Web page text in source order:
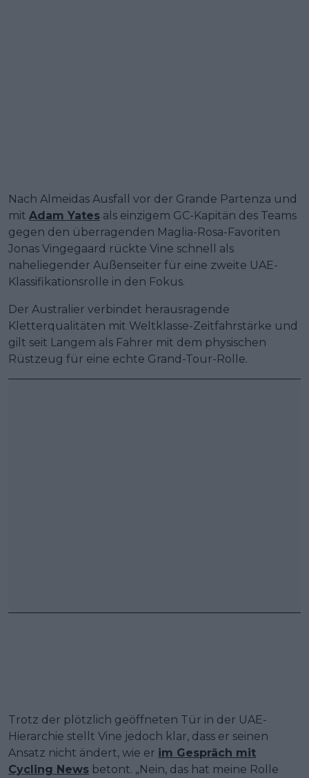
Nach Almeidas Ausfall vor der Grande Partenza und
mit Adam Yates als einzigem GC-Kapitän des Teams
gegen den überragenden Maglia-Rosa-Favoriten
Jonas Vingegaard rückte Vine schnell als
naheliegender Außenseiter für eine zweite UAE-
Klassifikationsrolle in den Fokus.
Der Australier verbindet herausragende
Kletterqualitäten mit Weltklasse-Zeitfahrstärke und
gilt seit Langem als Fahrer mit dem physischen
Rüstzeug für eine echte Grand-Tour-Rolle.
Trotz der plötzlich geöffneten Tür in der UAE-
Hierarchie stellt Vine jedoch klar, dass er seinen
Ansatz nicht ändert, wie er im Gespräch mit
Cycling News betont. „Nein, das hat meine Rolle